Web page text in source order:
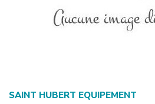
SAINT HUBERT EQUIPEMENT